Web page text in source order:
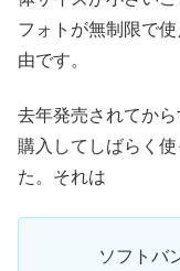
フォトが無制限で
由です。
去年発売されてか
購入してしばらく
た。それは
ソフトバ